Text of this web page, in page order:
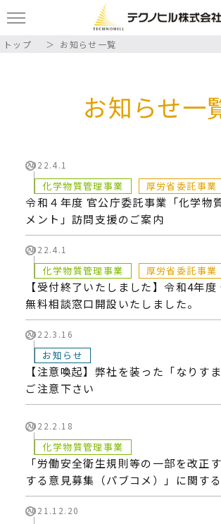
トップ お知らせ一覧
お知らせ一
2022.4.1
化学物質管理事業 厚労省委託事
令和４年度 官公庁委託事業「化学物
メント」訪問支援のご案内
2022.4.1
化学物質管理事業 厚労省委託事
【受付終了いたしました】令和4年
無料相談窓口開設いたしました。
2022.3.16
お知らせ
【注意喚起】弊社を装った「なりす
ご注意下さい
2022.2.18
化学物質管理事業
「労働安全衛生規則等の一部を改正
する意見募集（パブコメ）」に関す
2021.12.20